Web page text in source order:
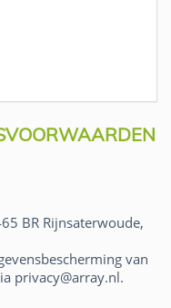
BR Rijnsaterwoude,
van
privacy@array.nl.